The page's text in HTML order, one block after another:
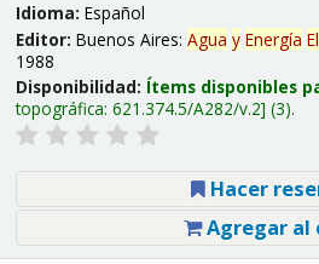
Idioma: Español
Editor: Buenos Aires: Agua y Energía
1988
Disponibilidad: Ítems disponibles
topográfica: 621.374.5/A282/v.2 (3).
Hacer
Agregar al